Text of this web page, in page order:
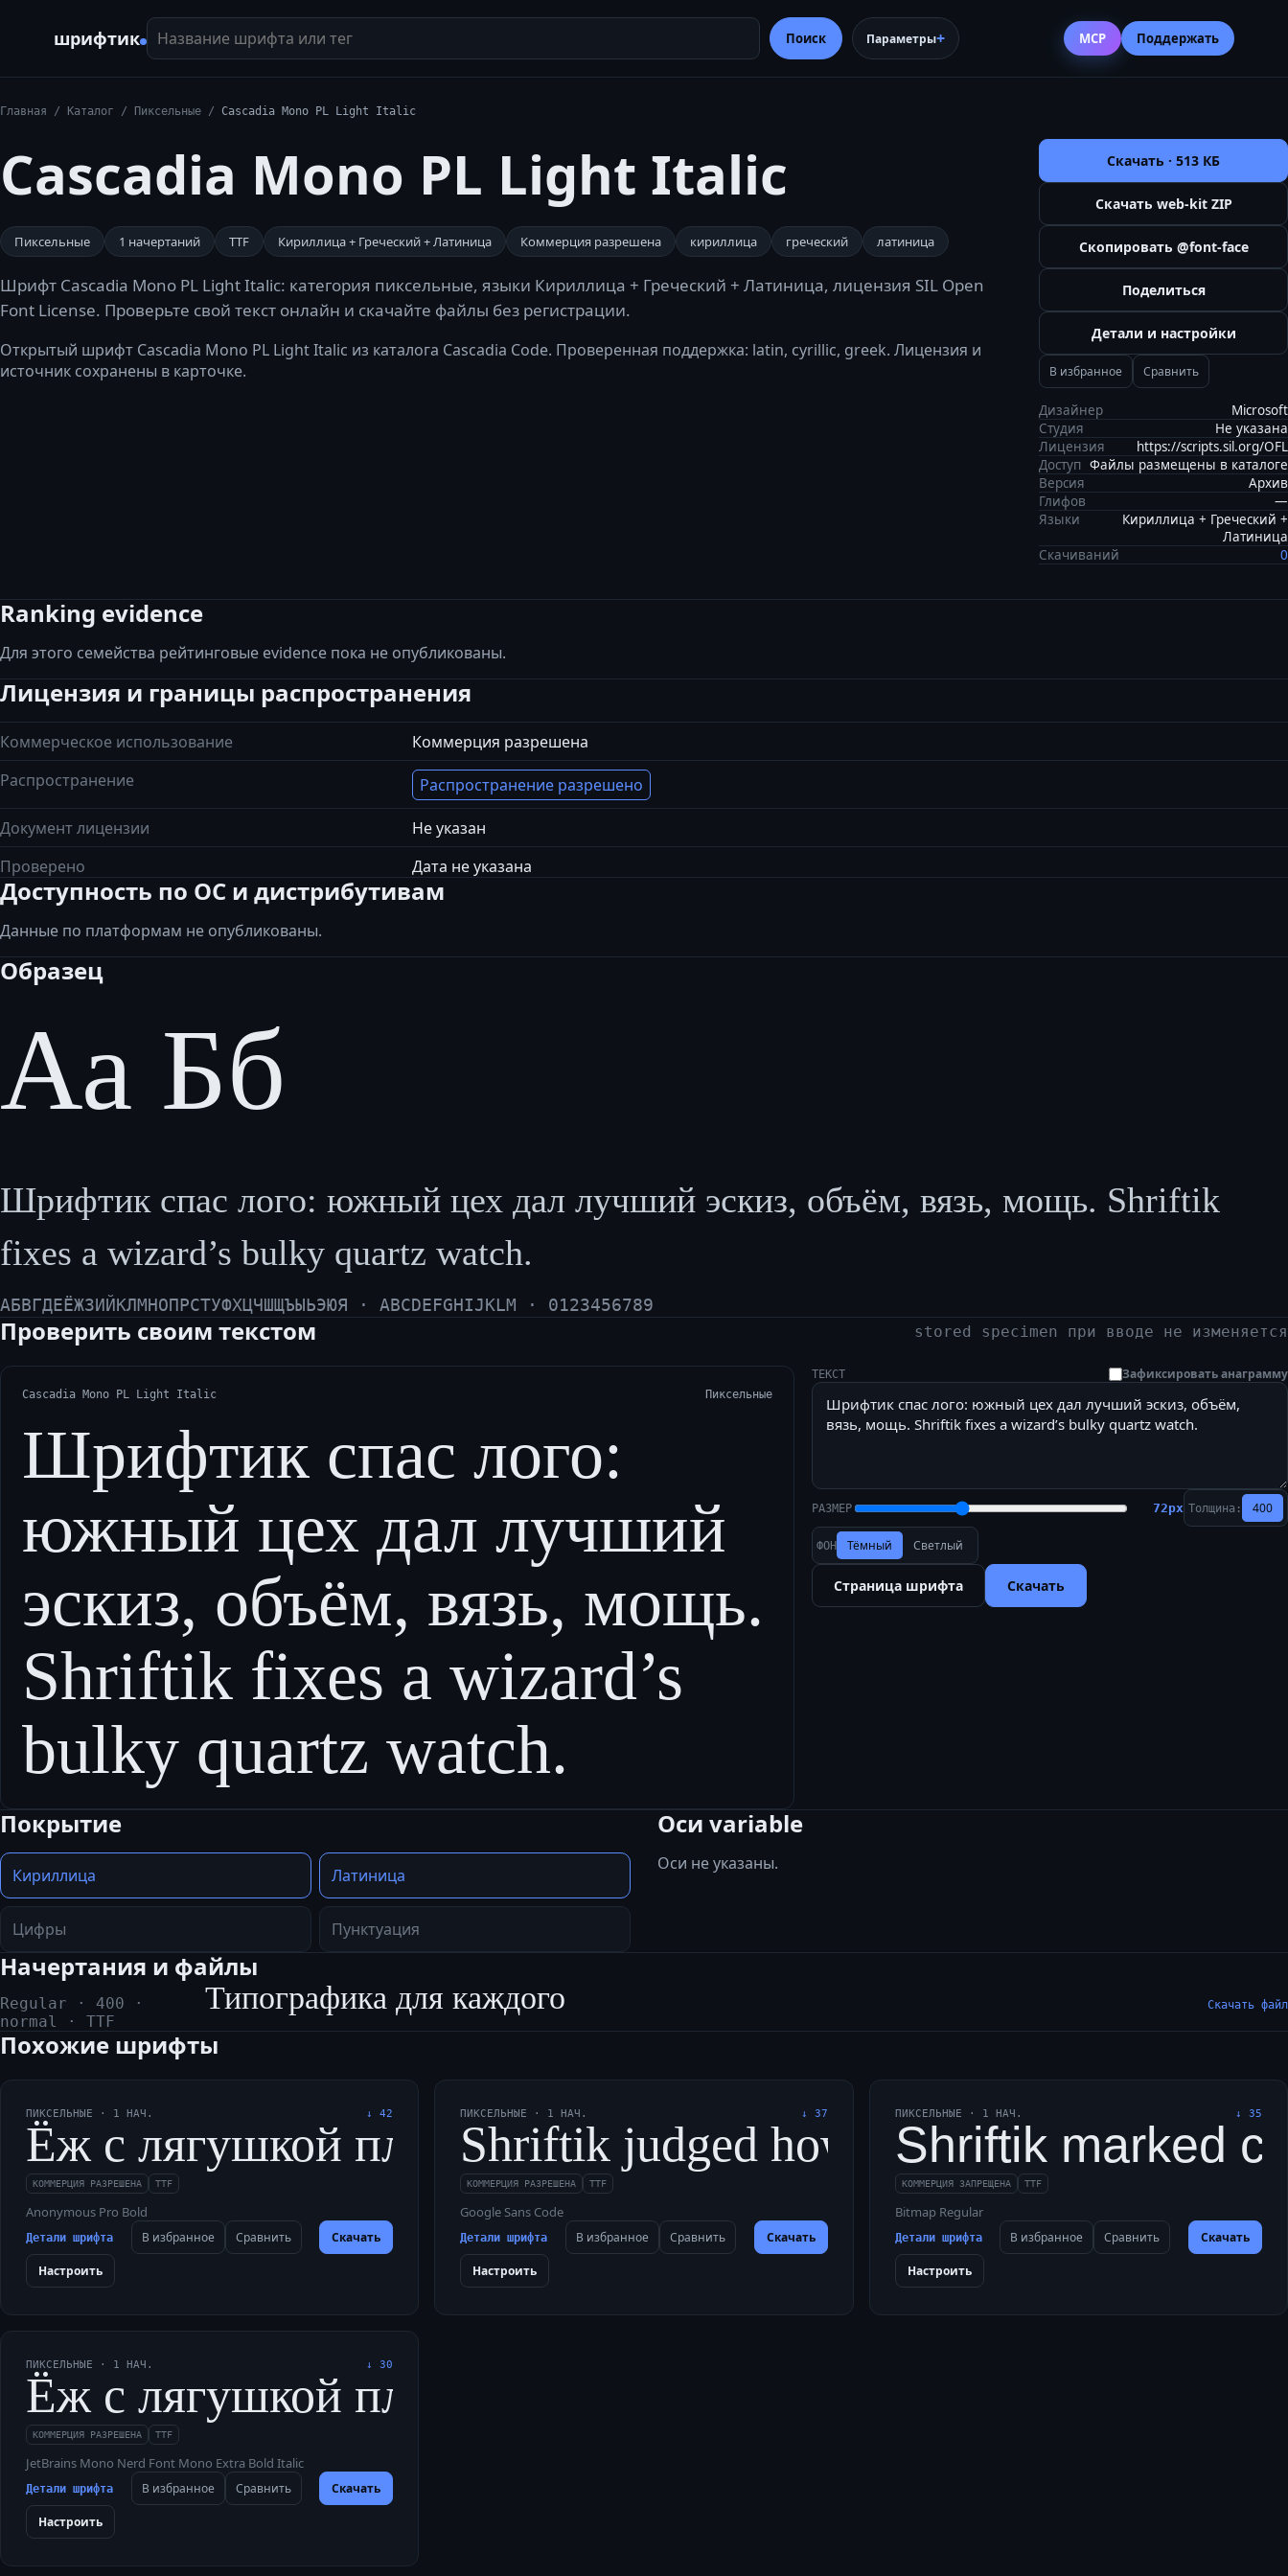
шрифтик Название шрифта или тег
Поиск Параметры MCP Поддержать
Главная / Каталог / Пиксельные / Cascadia Mono PL Light Italic
Cascadia Mono PL Light Italic
Пиксельные 1 начертаний TTF Кириллица + Греческий + Латиница Коммерция разрешена кириллица греческий латиница
Шрифт Cascadia Mono PL Light Italic: категория пиксельные, языки Кириллица + Греческий + Латиница, лицензия SIL Open
Font License. Проверьте свой текст онлайн и скачайте файлы без регистрации.
Открытый шрифт Cascadia Mono PL Light Italic из каталога Cascadia Code. Проверенная поддержка: latin, cyrillic, greek. Лицензия и
источник сохранены в карточке.
Скачать · 513 КБ
Скачать web-kit ZIP
Скопировать @font-face
Поделиться
Детали и настройки
В избранное Сравнить
Дизайнер
Microsoft
Студия
Не указана
Лицензия
https://scripts.sil.org/OFL
Доступ Файлы размещены в каталоге
Версия
Архив
Глифов
—
Языки
Кириллица + Греческий +
Латиница
Скачиваний
0
Ranking evidence
Для этого семейства рейтинговые evidence пока не опубликованы.
Лицензия и границы распространения
Коммерческое использование
Коммерция разрешена
Распространение
Распространение разрешено
Документ лицензии
Не указан
Проверено
Дата не указана
Доступность по ОС и дистрибутивам
Данные по платформам не опубликованы.
Образец
Аа Бб
Шрифтик спас лого: южный цех дал лучший эскиз, объём, вязь, мощь. Shriftik
fixes a wizard’s bulky quartz watch.
АБВГДЕЁЖЗИЙКЛМНОПРСТУФХЦЧШЩЪЫЬЭЮЯ · ABCDEFGHIJKLM · 0123456789
Проверить своим текстом stored specimen при вводе не изменяется
Cascadia Mono PL Light Italic Пиксельные
Шрифтик спас лого:
южный цех дал лучший
эскиз, объём, вязь, мощь.
Shriftik fixes a wizard’s
bulky quartz watch.
ТЕКСТ Зафиксировать анаграмму
РАЗМЕР 72px Толщина: 400
ФОН Тёмный Светлый
Страница шрифта Скачать
Покрытие
Кириллица Латиница
Цифры Пунктуация
Оси variable
Оси не указаны.
Начертания и файлы
Regular · 400 ·
normal
· TTF
Типографика для каждого Скачать файл
Похожие шрифты
ПИКСЕЛЬНЫЕ · 1 НАЧ. ↓42
Ёж с лягушкой плыл в чащу, объедая мох с фигового
КОММЕРЦИЯ РАЗРЕШЕНА TTF
Anonymous Pro Bold
Детали шрифта В избранное Сравнить Скачать
Настроить
ПИКСЕЛЬНЫЕ · 1 НАЧ. ↓ 37
Shriftik judged how vexingly quick daft
КОММЕРЦИЯ РАЗРЕШЕНА TTF
Google Sans Code
Детали шрифта В избранное Сравнить Скачать
Настроить
ПИКСЕЛЬНЫЕ · 1 НАЧ. ↓ 35
Shriftik marked
КОММЕРЦИЯ ЗАПРЕЩЕНА TTF
Bitmap Regular
Детали шрифта В избранное Сравнить Скачать
Настроить
ПИКСЕЛЬНЫЕ · 1 НАЧ. ↓30
Ёж с лягушкой плыл в чащу, объедая мох с фигового
КОММЕРЦИЯ РАЗРЕШЕНА TTF
JetBrains Mono Nerd Font Mono Extra Bold Italic
Детали шрифта В избранное Сравнить Скачать
Настроить